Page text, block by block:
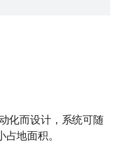
化而设计，系统可随
地面积。